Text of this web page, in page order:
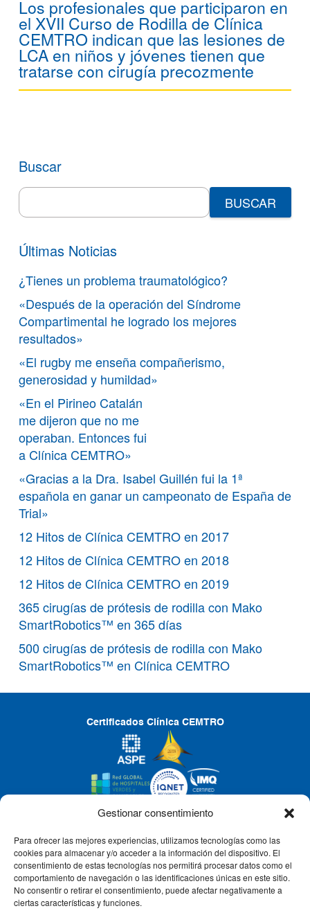
Gestionar consentimiento
Para ofrecer las mejores experiencias, utilizamos tecnologías como las
cookies para almacenar y/o acceder a la información del dispositivo. El
consentimiento de estas tecnologías nos permitirá procesar datos como el
comportamiento de navegación o las identificaciones únicas en este sitio.
No consentir o retirar el consentimiento, puede afectar negativamente a
ciertas características y funciones.
Los profesionales que participaron en
el XVII Curso de Rodilla de Clínica
CEMTRO indican que las lesiones de
LCA en niños y jóvenes tienen que
tratarse con cirugía precozmente
Buscar
Search
for:
Últimas Noticias
¿Tienes un problema traumatológico?
«Después de la operación del Síndrome
Compartimental he logrado los mejores
resultados»
«El rugby me enseña compañerismo,
generosidad y humildad»
«En el Pirineo Catalán
me dijeron que no me
operaban. Entonces fui
a Clínica CEMTRO»
«Gracias a la Dra. Isabel Guillén fui la 1ª
española en ganar un campeonato de España de
Trial»
12 Hitos de Clínica CEMTRO en 2017
12 Hitos de Clínica CEMTRO en 2018
12 Hitos de Clínica CEMTRO en 2019
365 cirugías de prótesis de rodilla con Mako
SmartRobotics™ en 365 días
500 cirugías de prótesis de rodilla con Mako
SmartRobotics™ en Clínica CEMTRO
Certificados Clínica CEMTRO
CLÍNICA CEMTRO
QUIÉNES SOMOS